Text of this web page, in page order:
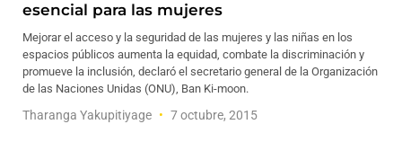
esencial para las mujeres
Mejorar el acceso y la seguridad de las mujeres y las niñas en los
espacios públicos aumenta la equidad, combate la discriminación y
promueve la inclusión, declaró el secretario general de la Organización
de las Naciones Unidas (ONU), Ban Ki-moon.
Tharanga Yakupitiyage 7 octubre, 2015